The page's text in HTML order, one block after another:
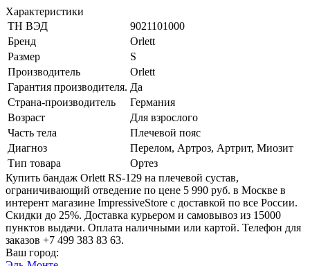
Характеристики
ТН ВЭД
9021101000
Бренд
Orlett
Размер
S
Производитель
Orlett
Гарантия производителя. Да
Страна-производитель
Германия
Возраст
Для взрослого
Часть тела
Плечевой пояс
Диагноз
Перелом, Артроз, Артрит, Миозит
Тип товара
Ортез
Купить бандаж Orlett RS-129 на плечевой сустав,
ограничивающий отведение по цене 5 990 руб. в Москве в
интерент магазине ImpressiveStore с доставкой по все России.
Скидки до 25%. Доставка курьером и самовывоз из 15000
пунктов выдачи. Оплата наличными или картой. Телефон для
заказов +7 499 383 83 63.
Ваш город: